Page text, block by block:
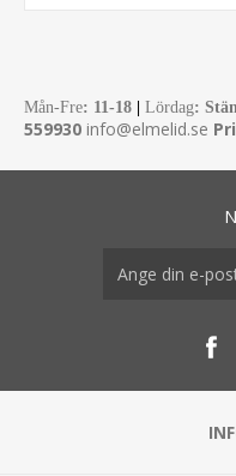
Mån-Fre: 11-18 Lördag:
559930 info@elmelid.se